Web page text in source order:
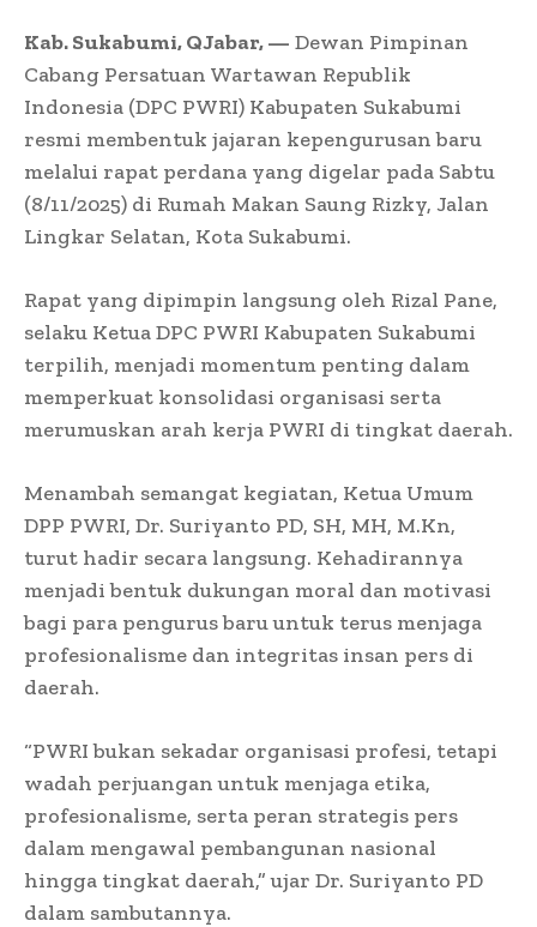
Kab. Sukabumi, QJabar, — Dewan Pimpinan
Cabang Persatuan Wartawan Republik
Indonesia (DPC PWRI) Kabupaten Sukabumi
resmi membentuk jajaran kepengurusan baru
melalui rapat perdana yang digelar pada Sabtu
(8/11/2025) di Rumah Makan Saung Rizky, Jalan
Lingkar Selatan, Kota Sukabumi.
Rapat yang dipimpin langsung oleh Rizal Pane,
selaku Ketua DPC PWRI Kabupaten Sukabumi
terpilih, menjadi momentum penting dalam
memperkuat konsolidasi organisasi serta
merumuskan arah kerja PWRI di tingkat daerah.
Menambah semangat kegiatan, Ketua Umum
DPP PWRI, Dr. Suriyanto PD, SH, MH, M.Kn,
turut hadir secara langsung. Kehadirannya
menjadi bentuk dukungan moral dan motivasi
bagi para pengurus baru untuk terus menjaga
profesionalisme dan integritas insan pers di
daerah.
“PWRI bukan sekadar organisasi profesi, tetapi
wadah perjuangan untuk menjaga etika,
profesionalisme, serta peran strategis pers
dalam mengawal pembangunan nasional
hingga tingkat daerah,” ujar Dr. Suriyanto PD
dalam sambutannya.